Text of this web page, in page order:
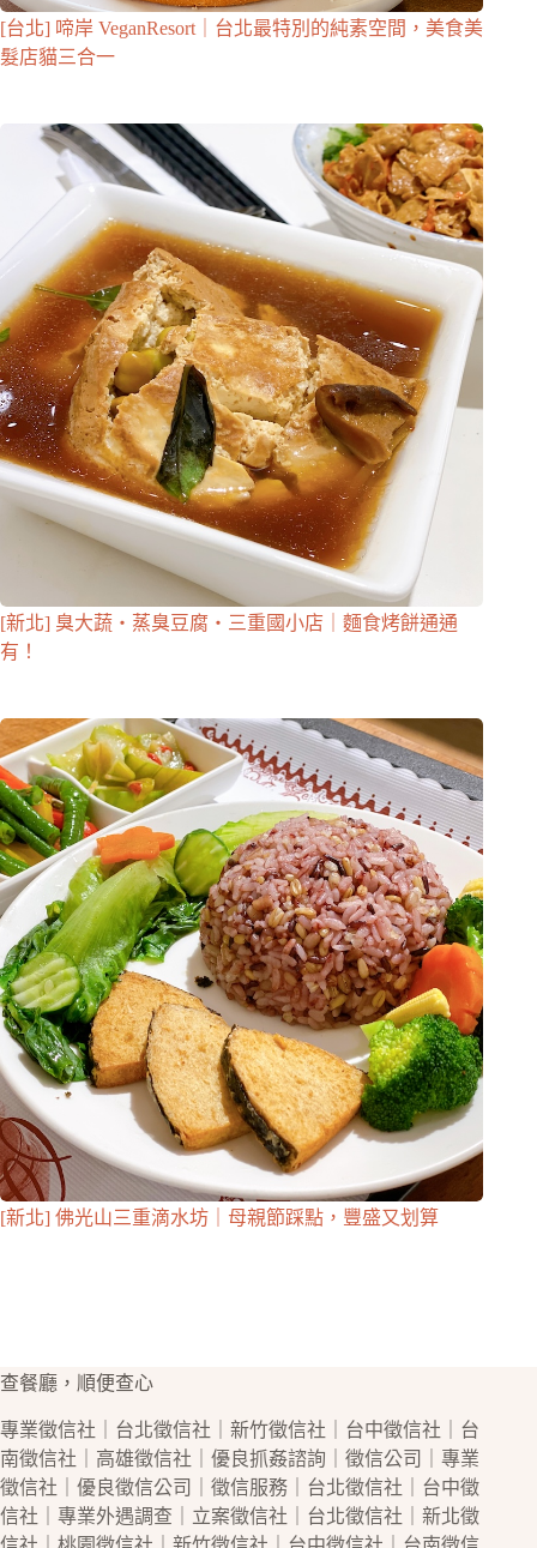
[台北] 啼岸 VeganResort｜台北最特別的純素空間，美食美
髮店貓三合一
[新北] 臭大蔬・蒸臭豆腐・三重國小店｜麵食烤餅通通
有！
[新北] 佛光山三重滴水坊｜母親節踩點，豐盛又划算
查餐廳，順便查心
專業徵信社 台北徵信社 新竹徵信社 台中徵信社
台
南徵信社
高雄徵信社 ｜優良抓姦諮詢｜ 徵信公司
｜專業
徵信社 ｜優良徵信公司 徵信服務｜ 台北徵信社
台中徵
信社 ｜專業外遇調查｜立案徵信社 台北徵信社
新北徵